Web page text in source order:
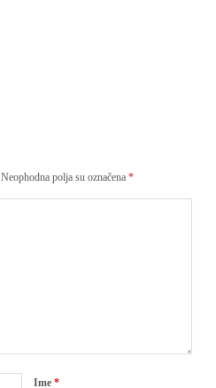
Neophodna polja su označena*
Ime*